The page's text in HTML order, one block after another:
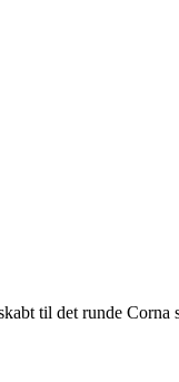
til det runde